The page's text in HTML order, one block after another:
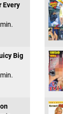
Every
Big